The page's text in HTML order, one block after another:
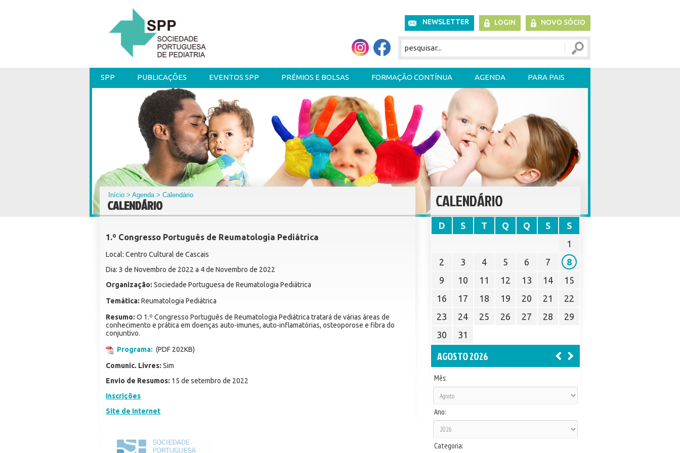
NEWSLETTER LOGIN NOVO SÓCIO
SPP PUBLICAÇÕES EVENTOS SPP PRÉMIOS E BOLSAS FORMAÇÃO CONTÍNUA AGENDA PARA PAIS
Início >Agenda> Calendário
CALENDÁRIO
1.º Congresso Português de Reumatologia Pediátrica
Local: Centro Cultural de Cascais
Dia: 3 de Novembro de 2022 a 4 de Novembro de 2022
Organização: Sociedade Portuguesa de Reumatologia Pediátrica
Temática: Reumatologia Pediátrica
Resumo: O 1.º Congresso Português de Reumatologia Pediátrica tratará de várias áreas de
conhecimento e prática em doenças auto-imunes, auto-inflamatórias, osteoporose e fibra do
conjuntivo.
Programa: (PDF 202KB)
Comunic. Livres: Sim
Envio de Resumos: 15 de setembro de 2022
Inscrições
Site de Internet
CALENDÁRIO
D S T Q Q S
S
1
2
3 4 5 6 7
8
9
10 11 12 13 14
15
16
17 18 19 20 21
22
23
24 25 26 27 28
29
30
31
AGOSTO 2026
Mês:
Ano:
Categoria: